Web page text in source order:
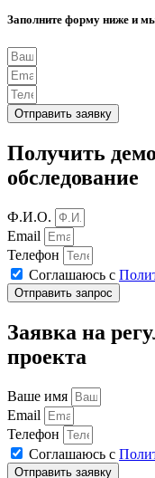
Заполните форму ниже и
Отправить заявку
Получить
обследование
Ф.И.О.
Email
Телефон
Соглашаюсь с
Отправить запрос
Заявка на
проекта
Ваше имя
Email
Телефон
Соглашаюсь с
Отправить заявку